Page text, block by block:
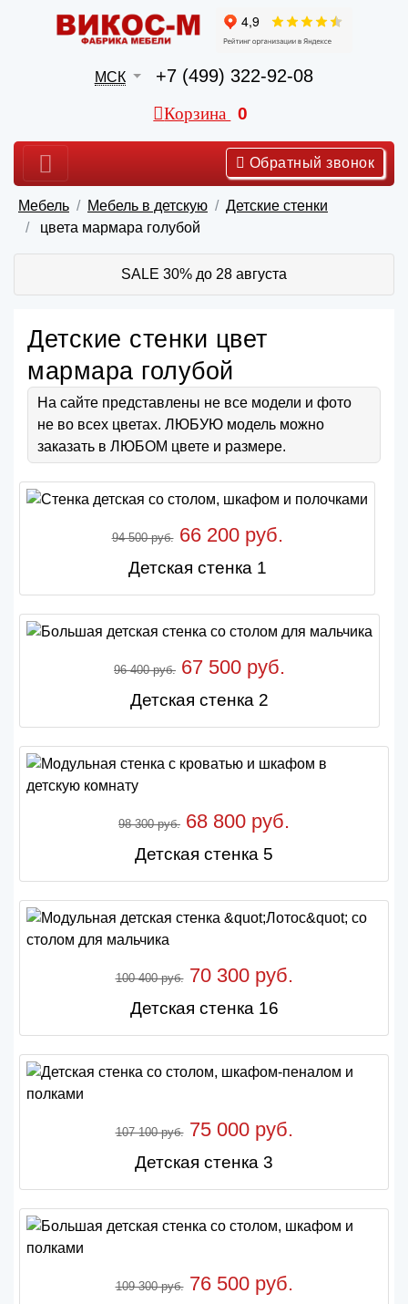
МСК +7 (499) 322-92-08
Корзина 0
Обратный звонок
Мебель Мебель в детскую
Детские стенки
цвета мармара голубой
SALE 30% до 28 августа
Детские стенки цвет
мармара голубой
На сайте представлены не все модели и фото
не во всех цветах. ЛЮБУЮ модель можно
заказать в ЛЮБОМ цвете и размере.
94 500 руб.66 200 руб.
Детская стенка 1
96 400 руб. 67 500 руб.
Детская стенка 2
98 300 руб. 68 800 руб.
Детская стенка 5
100 400 руб.70 300 руб.
Детская стенка 16
107 100 руб.75 000 руб.
Детская стенка 3
109 300 руб.76 500 руб.